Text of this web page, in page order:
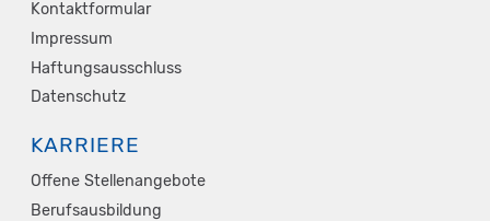
Kontaktformular
Impressum
Haftungsausschluss
Datenschutz
KARRIERE
Offene Stellenangebote
Berufsausbildung